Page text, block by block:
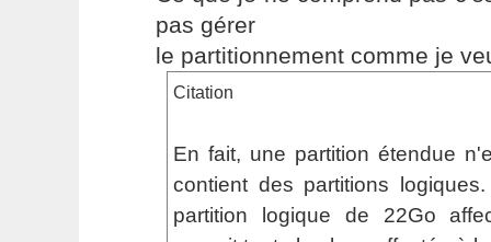
pas gérer
le partitionnement comme je
Citation
En fait, une partition étendue
contient des partitions
partition logique de 22Go